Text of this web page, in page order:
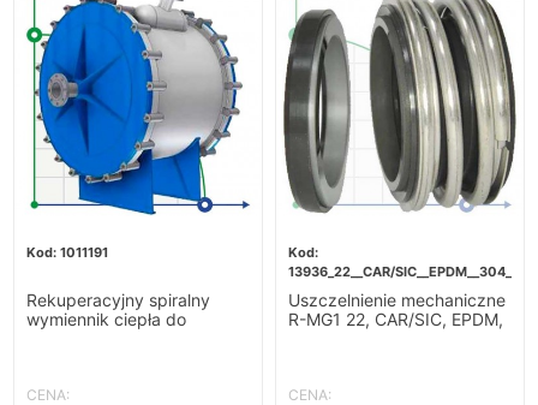
1011191
Rekuperacyjny spiralny
wymiennik ciepła do
CENA:
13936_22__CAR/
Uszczelnienie mechaniczne
R-MG1 22, CAR/SIC, EPDM,
CENA: